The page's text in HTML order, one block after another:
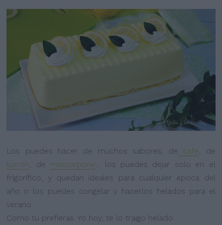
Los puedes hacer de muchos sabores, de café, de
turrón, de mascarpone... los puedes dejar solo en el
frígorífico, y quedan ideales para cualquier época del
año o los puedes congelar y hacerlos helados para el
verano.
Como tu prefieras. Yo hoy, te lo traigo helado.